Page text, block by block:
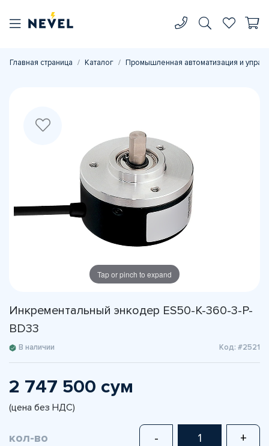
Главная страница Каталог Промышленная автоматизация и
Tap or pinch to expand
Инкрементальный энкодер ES50-K-360-3-P-
BD33
В наличии Код: #2521
2 747 500 сум
(цена без НДС)
кол-во - +